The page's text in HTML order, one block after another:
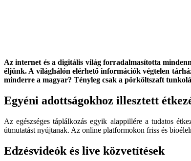
Az internet és a digitális világ forradalmasította
éljünk. A világhálón elérhető információk végtelen
minderre a magyar? Tényleg csak a pörköltszaft
Egyéni adottságokhoz illesztett
Az egészséges táplálkozás egyik alappillére a tudatos
útmutatást nyújtanak. Az online platformokon friss és
Edzésvideók és live közvetítések